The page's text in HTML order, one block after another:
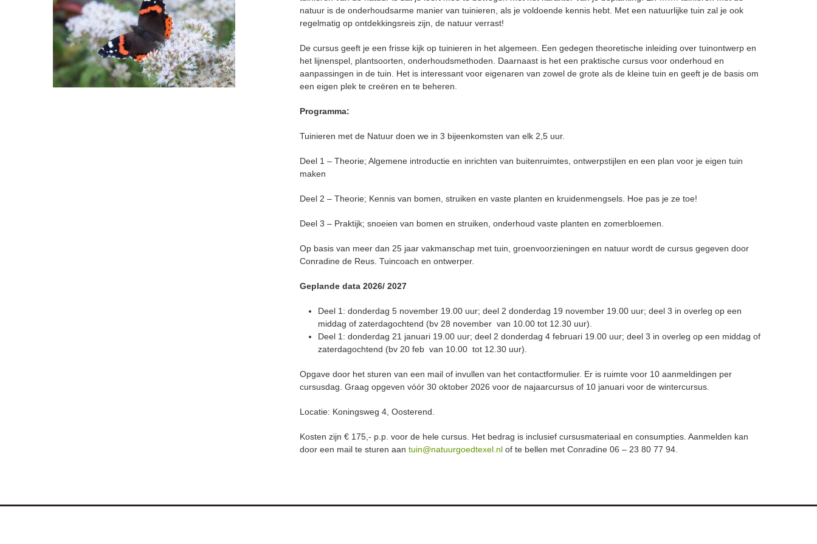
natuur is de onderhoudsarme manier van tuinieren, als je voldoende kennis hebt. Met een natuurlijke tuin zal je ook
regelmatig op ontdekkingsreis zijn, de natuur verrast!
De cursus geeft je een frisse kijk op tuinieren in het algemeen. Een gedegen theoretische inleiding over tuinontwerp en
het lijnenspel, plantsoorten, onderhoudsmethoden. Daarnaast is het een praktische cursus voor onderhoud en
aanpassingen in de tuin. Het is interessant voor eigenaren van zowel de grote als de kleine tuin en geeft je de basis om
een eigen plek te creëren en te beheren.
Programma:
Tuinieren met de Natuur doen we in 3 bijeenkomsten van elk 2,5 uur.
Deel 1 – Theorie; Algemene introductie en inrichten van buitenruimtes, ontwerpstijlen en een plan voor je eigen tuin
maken
Deel 2 – Theorie; Kennis van bomen, struiken en vaste planten en kruidenmengsels. Hoe pas je ze toe!
Deel 3 – Praktijk; snoeien van bomen en struiken, onderhoud vaste planten en zomerbloemen.
Op basis van meer dan 25 jaar vakmanschap met tuin, groenvoorzieningen en natuur wordt de cursus gegeven door
Conradine de Reus. Tuincoach en ontwerper.
Geplande data 2026/ 2027
Deel 1: donderdag 5 november 19.00 uur; deel 2 donderdag 19 november 19.00 uur; deel 3 in overleg op een
middag of zaterdagochtend (bv 28 november van 10.00 tot 12.30 uur).
Deel 1: donderdag 21 januari 19.00 uur; deel 2 donderdag 4 februari 19.00 uur; deel 3 in overleg op een middag of
zaterdagochtend (bv 20 feb van 10.00 tot 12.30 uur).
Opgave door het sturen van een mail of invullen van het contactformulier. Er is ruimte voor 10 aanmeldingen per
cursusdag. Graag opgeven vóór 30 oktober 2026 voor de najaarcursus of 10 januari voor de wintercursus.
Locatie: Koningsweg 4, Oosterend.
Kosten zijn € 175,- p.p. voor de hele cursus. Het bedrag is inclusief cursusmateriaal en consumpties. Aanmelden kan
door een mail te sturen aan tuin@natuurgoedtexel.nlof te bellen met Conradine 06 – 23 80 77 94.